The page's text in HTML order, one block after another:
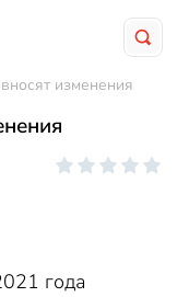
изменения
года